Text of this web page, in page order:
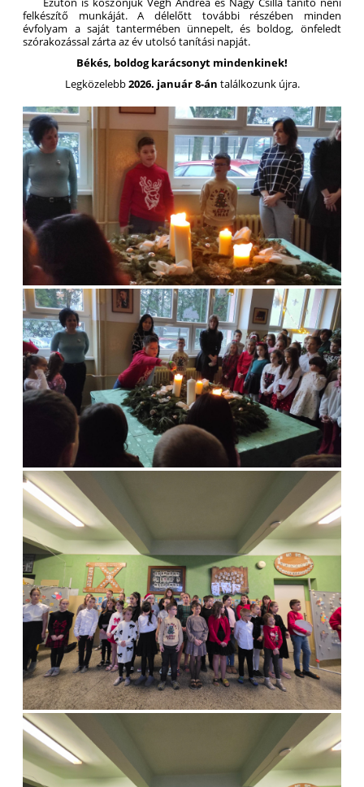
felkészítő munkáját. A délelőtt további részében minden
évfolyam a saját tantermében ünnepelt, és boldog, önfeledt
szórakozással zárta az év utolsó tanítási napját.
Békés, boldog karácsonyt mindenkinek!
Legközelebb2026. január 8-án találkozunk újra.